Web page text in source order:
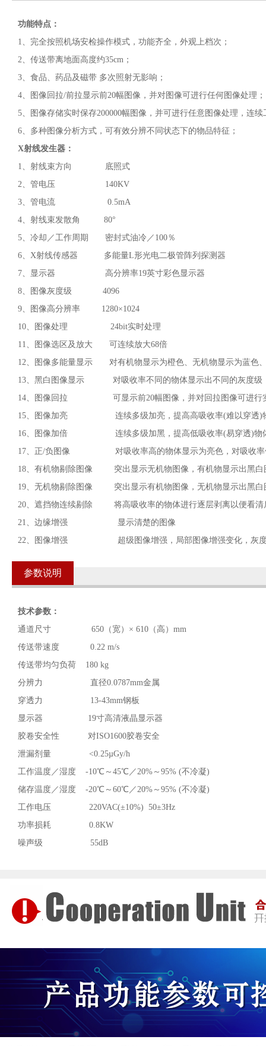
功能特点：
1、完全按照机场安检操作模式，功能齐全，外观上档次；
2、传送带离地面高度约35cm；
3、食品、药品及磁带 多次照射无影响；
4、图像回拉/前拉显示前20幅图像，并对图像可进行任何图像处理；
5、图像存储实时保存200000幅图像，并可进行任意图像处理，连续
6、多种图像分析方式，可有效分辨不同状态下的物品特征；
X射线发生器：
1、射线束方向 底照式
2、管电压 140KV
3、管电流 0.5mA
4、射线束发散角 80°
5、冷却／工作周期 密封式油冷／100％
6、X射线传感器 多能量L形光电二极管阵列探测器
7、显示器 高分辨率19英寸彩色显示器
8、图像灰度级 4096
9、图像高分辨率 1280×1024
10、图像处理 24bit实时处理
11、图像选区及放大 可连续放大68倍
12、图像多能量显示 对有机物显示为橙色、无机物显示为蓝色
13、黑白图像显示 对吸收率不同的物体显示出不同的灰度级
14、图像回拉 可显示前20幅图像，并对回拉图像可进行
15、图像加亮 连续多级加亮，提高高吸收率(难以穿透)物
16、图像加倍 连续多级加黑，提高低吸收率(易穿透)物
17、正/负图像 对吸收率高的物体显示为亮色，对吸收率低
18、有机物剔除图像 突出显示无机物图像，有机物显示出黑白
19、无机物剔除图像 突出显示有机物图像，无机物显示出黑白
20、遮挡物连续剔除 将高吸收率的物体进行逐层剥离以便看清
21、边缘增强 显示清楚的图像
22、图像增强 超级图像增强，局部图像增强变化，灰度
参数说明
技术参数：
通道尺寸 650（宽）× 610（高）mm
传送带速度 0.22 m/s
传送带均匀负荷 180 kg
分辨力 直径0.0787mm金属
穿透力 13-43mm钢板
显示器 19寸高清液晶显示器
胶卷安全性 对ISO1600胶卷安全
泄漏剂量 <0.25µGy/h
工作温度／湿度 -10℃～45℃／20%～95% (不冷凝)
储存温度／湿度 -20℃～60℃／20%～95% (不冷凝)
工作电压 220VAC(±10%) 50±3Hz
功率损耗 0.8KW
噪声级 55dB